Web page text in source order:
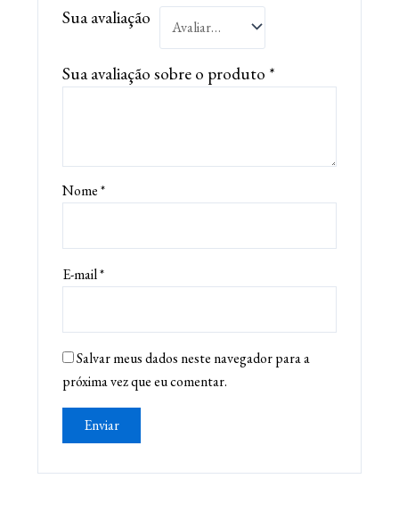
Sua avaliação
Sua avaliação sobre o produto *
Nome*
E-mail*
Salvar meus dados neste navegador para a
próxima vez que eu comentar.